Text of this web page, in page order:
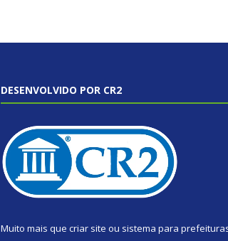
DESENVOLVIDO POR CR2
Muito mais que criar site ou sistema para